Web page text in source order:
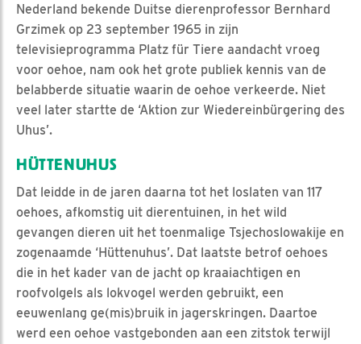
Nederland bekende Duitse dierenprofessor Bernhard
Grzimek op 23 september 1965 in zijn
televisieprogramma Platz für Tiere aandacht vroeg
voor oehoe, nam ook het grote publiek kennis van de
belabberde situatie waarin de oehoe verkeerde. Niet
veel later startte de ‘Aktion zur Wiedereinbürgering des
Uhus’.
HÜTTENUHUS
Dat leidde in de jaren daarna tot het loslaten van 117
oehoes, afkomstig uit dierentuinen, in het wild
gevangen dieren uit het toenmalige Tsjechoslowakije en
zogenaamde ‘Hüttenuhus’. Dat laatste betrof oehoes
die in het kader van de jacht op kraaiachtigen en
roofvolgels als lokvogel werden gebruikt, een
eeuwenlang ge(mis)bruik in jagerskringen. Daartoe
werd een oehoe vastgebonden aan een zitstok terwijl